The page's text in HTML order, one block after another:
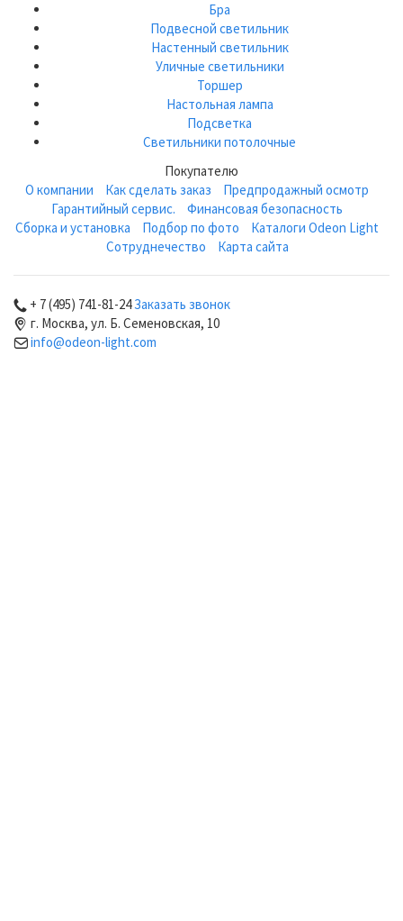
Бра
Подвесной светильник
Настенный светильник
Уличные светильники
Торшер
Настольная лампа
Подсветка
Светильники потолочные
Покупателю
О компании
Как сделать заказ
Предпродажный осмотр
Гарантийный сервис.
Финансовая безопасность
Сборка и установка
Подбор по фото
Каталоги Odeon Light
Сотруднечество
Карта сайта
+ 7 (495) 741-81-24Заказать звонок
г. Москва, ул. Б. Семеновская, 10
info@odeon-light.com